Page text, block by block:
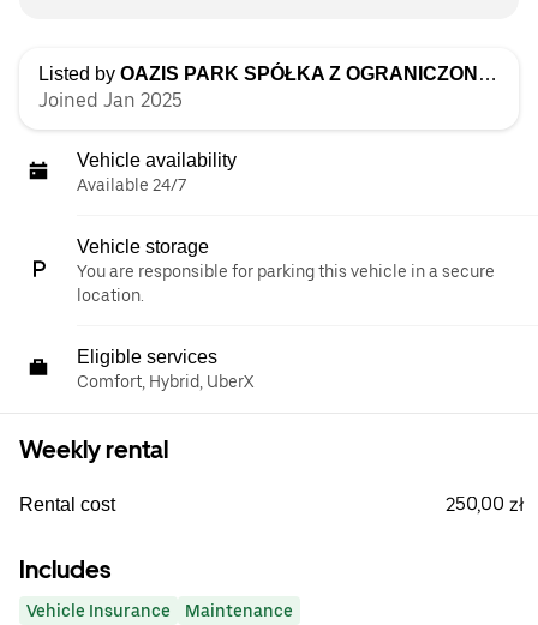
Listed by OAZIS PARK SPÓŁKA Z OGRANICZONĄ ODPOWIEDZIALNOŚCIĄ
Joined Jan 2025
Vehicle availability
Available 24/7
Vehicle storage
You are responsible for parking this vehicle in a secure
location.
Eligible services
Comfort, Hybrid, UberX
Weekly rental
Rental cost 250,00 zł
Includes
Vehicle Insurance
Maintenance